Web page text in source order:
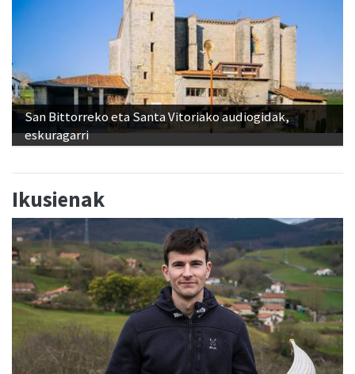
San Bittorreko eta Santa Vitoriako audiogidak,
eskuragarri